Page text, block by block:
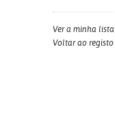
Ver a minha lista
Voltar ao registo